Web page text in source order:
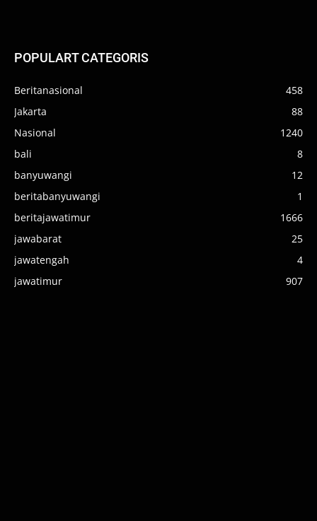
POPULART CATEGORIS
Beritanasional
458
Jakarta
88
Nasional
1240
bali
8
banyuwangi
12
beritabanyuwangi
1
beritajawatimur
1666
jawabarat
25
jawatengah
4
jawatimur
907